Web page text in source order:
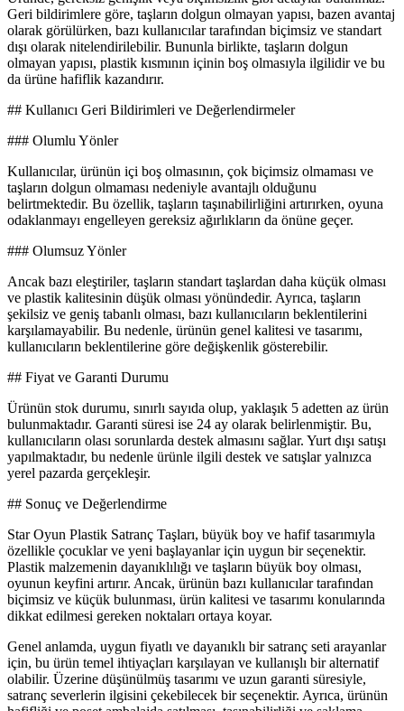
Geri bildirimlere göre, taşların dolgun olmayan yapısı, bazen avantaj
olarak görülürken, bazı kullanıcılar tarafından biçimsiz ve standart
dışı olarak nitelendirilebilir. Bununla birlikte, taşların dolgun
olmayan yapısı, plastik kısmının içinin boş olmasıyla ilgilidir ve bu
da ürüne hafiflik kazandırır.
## Kullanıcı Geri Bildirimleri ve Değerlendirmeler
### Olumlu Yönler
Kullanıcılar, ürünün içi boş olmasının, çok biçimsiz olmaması ve
taşların dolgun olmaması nedeniyle avantajlı olduğunu
belirtmektedir. Bu özellik, taşların taşınabilirliğini artırırken, oyuna
odaklanmayı engelleyen gereksiz ağırlıkların da önüne geçer.
### Olumsuz Yönler
Ancak bazı eleştiriler, taşların standart taşlardan daha küçük olması
ve plastik kalitesinin düşük olması yönündedir. Ayrıca, taşların
şekilsiz ve geniş tabanlı olması, bazı kullanıcıların beklentilerini
karşılamayabilir. Bu nedenle, ürünün genel kalitesi ve tasarımı,
kullanıcıların beklentilerine göre değişkenlik gösterebilir.
## Fiyat ve Garanti Durumu
Ürünün stok durumu, sınırlı sayıda olup, yaklaşık 5 adetten az ürün
bulunmaktadır. Garanti süresi ise 24 ay olarak belirlenmiştir. Bu,
kullanıcıların olası sorunlarda destek almasını sağlar. Yurt dışı satışı
yapılmaktadır, bu nedenle ürünle ilgili destek ve satışlar yalnızca
yerel pazarda gerçekleşir.
## Sonuç ve Değerlendirme
Star Oyun Plastik Satranç Taşları, büyük boy ve hafif tasarımıyla
özellikle çocuklar ve yeni başlayanlar için uygun bir seçenektir.
Plastik malzemenin dayanıklılığı ve taşların büyük boy olması,
oyunun keyfini artırır. Ancak, ürünün bazı kullanıcılar tarafından
biçimsiz ve küçük bulunması, ürün kalitesi ve tasarımı konularında
dikkat edilmesi gereken noktaları ortaya koyar.
Genel anlamda, uygun fiyatlı ve dayanıklı bir satranç seti arayanlar
için, bu ürün temel ihtiyaçları karşılayan ve kullanışlı bir alternatif
olabilir. Üzerine düşünülmüş tasarımı ve uzun garanti süresiyle,
satranç severlerin ilgisini çekebilecek bir seçenektir. Ayrıca, ürünün